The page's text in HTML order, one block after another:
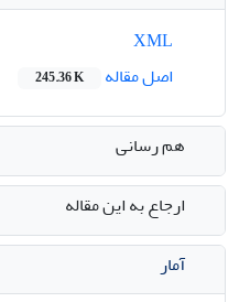
اصل مقاله
245.36 K
هم رسانی
ارجاع به این مقاله
آمار